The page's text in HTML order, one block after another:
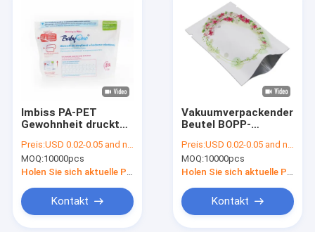
Imbiss PA-PET
Gewohnheit druckte
Lebensmitteltaschen
50 bis 180
Mikrometer
Preis:USD 0.02-0.05 and negotiation
MOQ:10000pcs
Holen Sie sich aktuelle Preis
Kontakt
Vakuumverpackender
Beutel BOPP-
Torten-Kuchen-
Plätzchen
Preis:USD 0.02-0.05 and negotiation
MOQ:10000pcs
Holen Sie sich aktuelle Preis
Kontakt